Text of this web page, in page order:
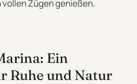
Zügen genießen.
Ein
Ruhe und Natur